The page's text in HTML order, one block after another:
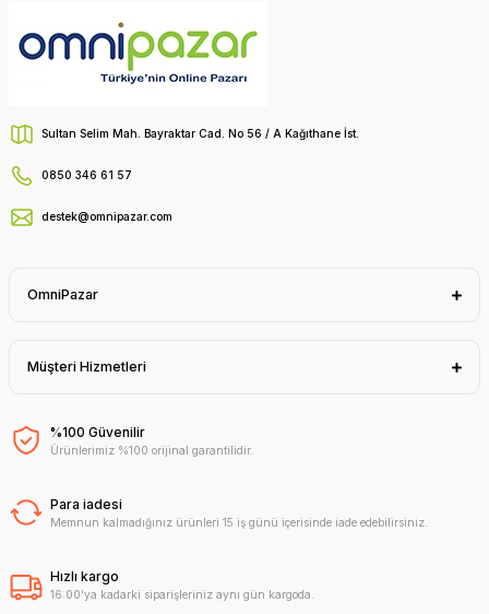
Sultan Selim Mah. Bayraktar Cad. No 56 / A Kağıthane İst.
0850 346 61 57
destek@omnipazar.com
OmniPazar
Müşteri Hizmetleri
%100 Güvenilir
Ürünlerimiz %100 orijinal garantilidir.
Para iadesi
Memnun kalmadığınız ürünleri 15 iş günü içerisinde iade edebilirsiniz.
Hızlı kargo
16:00'ya kadarki siparişleriniz aynı gün kargoda.